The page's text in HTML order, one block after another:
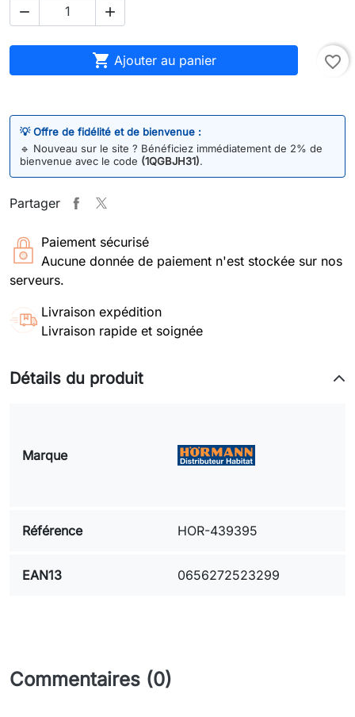
 
 Ajouter au panier favorite_border
💡 Offre de fidélité et de bienvenue :
🔹 Nouveau sur le site ? Bénéficiez immédiatement de 2% de
bienvenue avec le code (1QGBJH31).
Partager
Paiement sécurisé
Aucune donnée de paiement n'est stockée sur nos
serveurs.
Livraison expédition
Livraison rapide et soignée
Détails du produit
Marque
Référence HOR-439395
EAN13 0656272523299
Commentaires (0)